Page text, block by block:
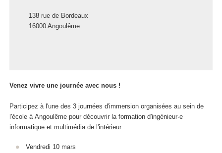
138 rue de Bordeaux
16000 Angoulême
Venez vivre une journée avec nous !
Participez à l'une des 3 journées d'immersion organisées au sein de
l'école à Angoulême pour découvrir la formation d'ingénieur·e
informatique et multimédia de l'intérieur :
Vendredi 10 mars